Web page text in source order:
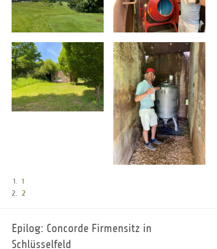
1
2
Epilog: Concorde Firmensitz in
Schlüsselfeld